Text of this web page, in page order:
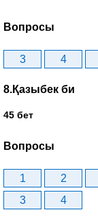
Вопросы
3 4
8.Қазыбек би
45 бет
Вопросы
1 2
3
4